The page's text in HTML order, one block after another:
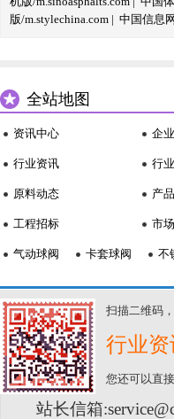
版/m.stylechina.com | 中国信息
全站地图
资讯中心
行业资讯
原料动态
工程招标
企
行
产
市
气动球阀 卡套球阀 不
扫描二维码
行业资
您还可以直
站长信箱